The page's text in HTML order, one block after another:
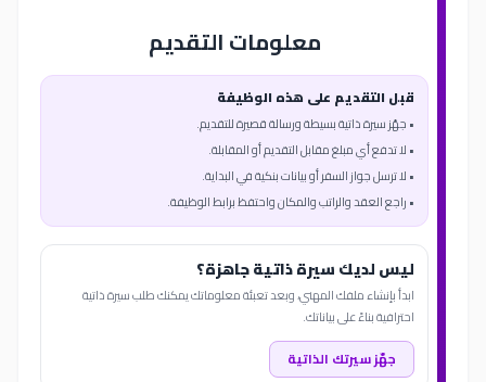
معلومات التقديم
قبل التقديم على هذه الوظيفة
• جهّز سيرة ذاتية بسيطة ورسالة قصيرة للتقديم.
• لا تدفع أي مبلغ مقابل التقديم أو المقابلة.
• لا ترسل جواز السفر أو بيانات بنكية في البداية.
• راجع العقد والراتب والمكان واحتفظ برابط الوظيفة.
ليس لديك سيرة ذاتية جاهزة؟
ابدأ بإنشاء ملفك المهني، وبعد تعبئة معلوماتك يمكنك طلب سيرة ذاتية
احترافية بناءً على بياناتك.
جهّز سيرتك الذاتية